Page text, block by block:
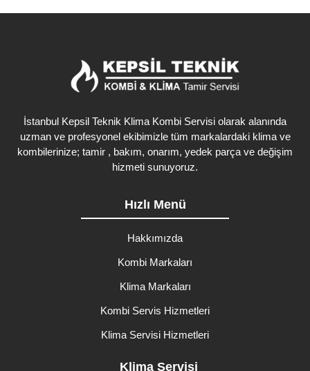
İstanbul Kepsil Teknik Klima Kombi Servisi olarak alanında
uzman ve profesyonel ekibimizle tüm markalardaki klima ve
kombilerinize; tamir , bakım, onarım, yedek parça ve değişim
hizmeti sunuyoruz.
Hızlı Menü
Hakkımızda
Kombi Markaları
Klima Markaları
Kombi Servis Hizmetleri
Klima Servisi Hizmetleri
Klima Servisi